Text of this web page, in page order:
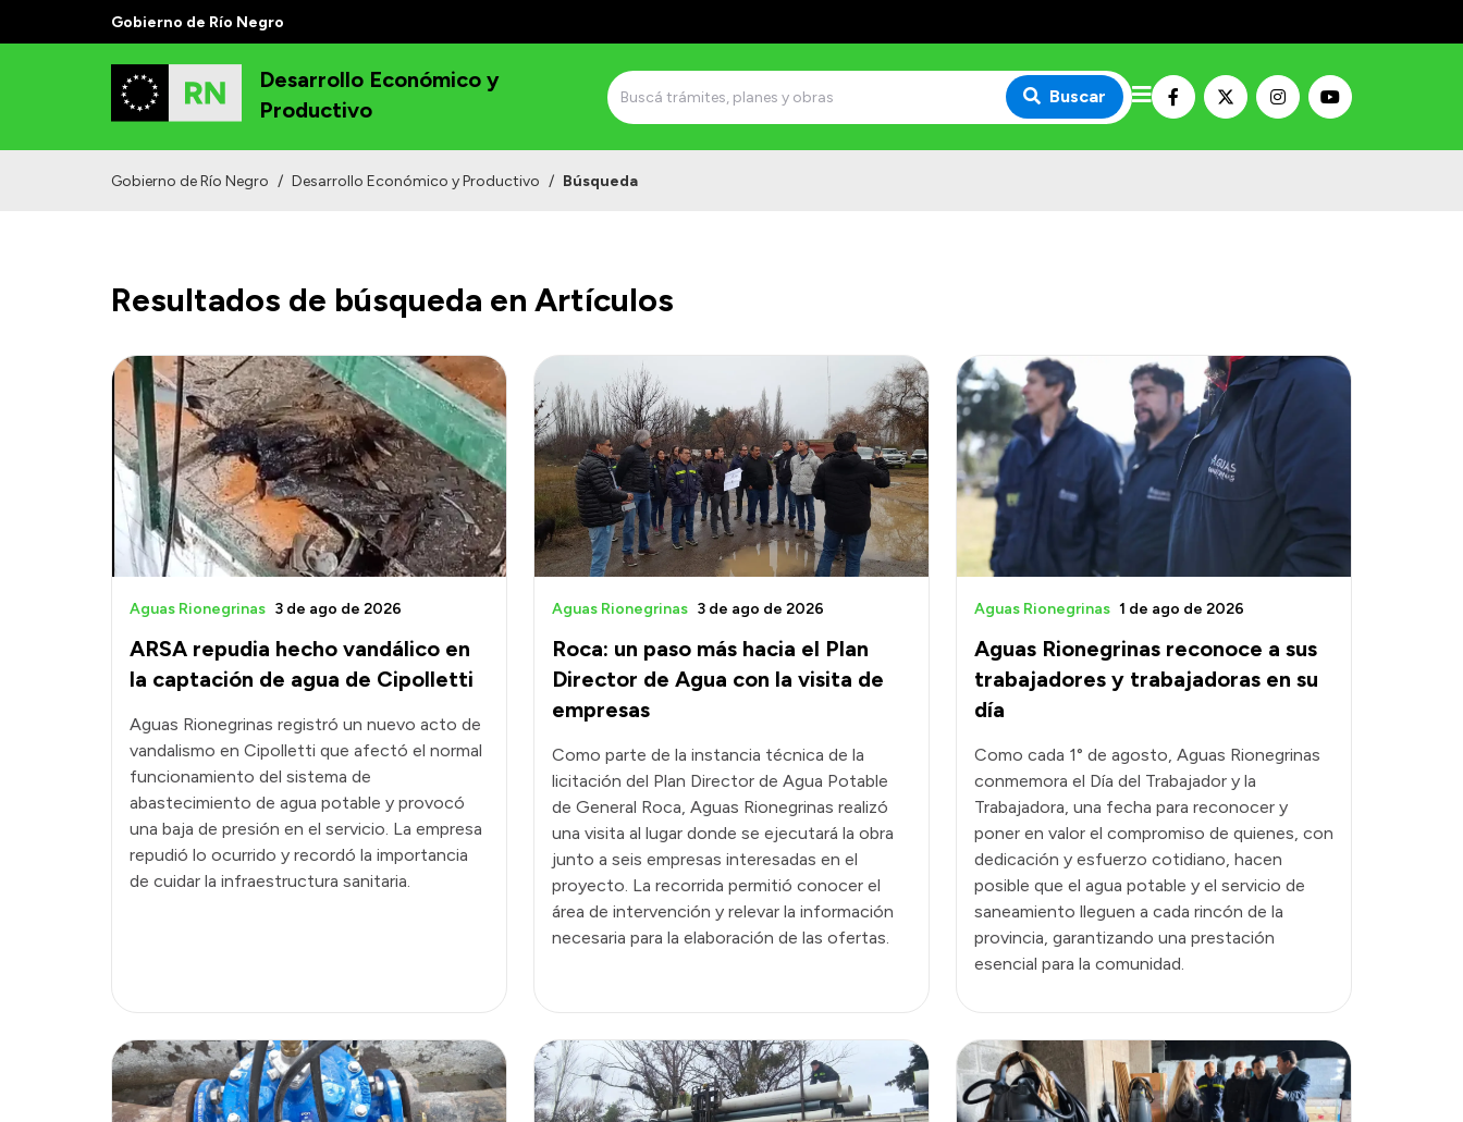
Gobierno de Río Negro
Desarrollo Económico y
Productivo
Buscar
Gobierno de Río Negro / Desarrollo Económico y Productivo / Búsqueda
Resultados de búsqueda en Artículos
ARSA repudia hecho vandálico en
la captación de agua de Cipolletti
Aguas Rionegrinas 3 de ago de 2026
Aguas Rionegrinas registró un nuevo acto de
vandalismo en Cipolletti que afectó el normal
funcionamiento del sistema de
abastecimiento de agua potable y provocó
una baja de presión en el servicio. La empresa
repudió lo ocurrido y recordó la importancia
de cuidar la infraestructura sanitaria.
Roca: un paso más hacia el Plan
Director de Agua con la visita de
empresas
Aguas Rionegrinas 3 de ago de 2026
Como parte de la instancia técnica de la
licitación del Plan Director de Agua Potable
de General Roca, Aguas Rionegrinas realizó
una visita al lugar donde se ejecutará la obra
junto a seis empresas interesadas en el
proyecto. La recorrida permitió conocer el
área de intervención y relevar la información
necesaria para la elaboración de las ofertas.
Aguas Rionegrinas reconoce a sus
trabajadores y trabajadoras en su
día
Aguas Rionegrinas 1 de ago de 2026
Como cada 1° de agosto, Aguas Rionegrinas
conmemora el Día del Trabajador y la
Trabajadora, una fecha para reconocer y
poner en valor el compromiso de quienes, con
dedicación y esfuerzo cotidiano, hacen
posible que el agua potable y el servicio de
saneamiento lleguen a cada rincón de la
provincia, garantizando una prestación
esencial para la comunidad.